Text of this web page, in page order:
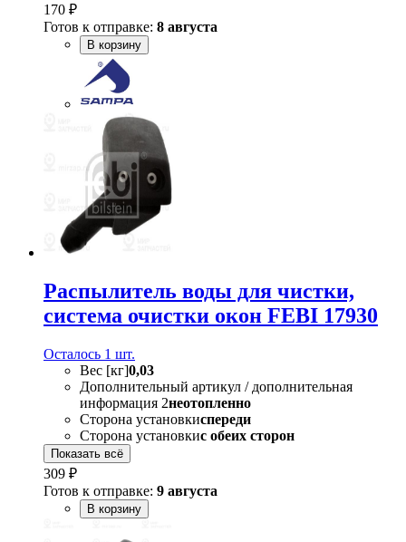
170 ₽
Готов к отправке: 8 августа
В корзину
Распылитель воды для чистки,
система очистки окон FEBI 17930
Осталось 1 шт.
Вес [кг]0,03
Дополнительный артикул / дополнительная
информация 2неотопленно
Сторона установкиспереди
Сторона установкис обеих сторон
Показать всё
309 ₽
Готов к отправке: 9 августа
В корзину